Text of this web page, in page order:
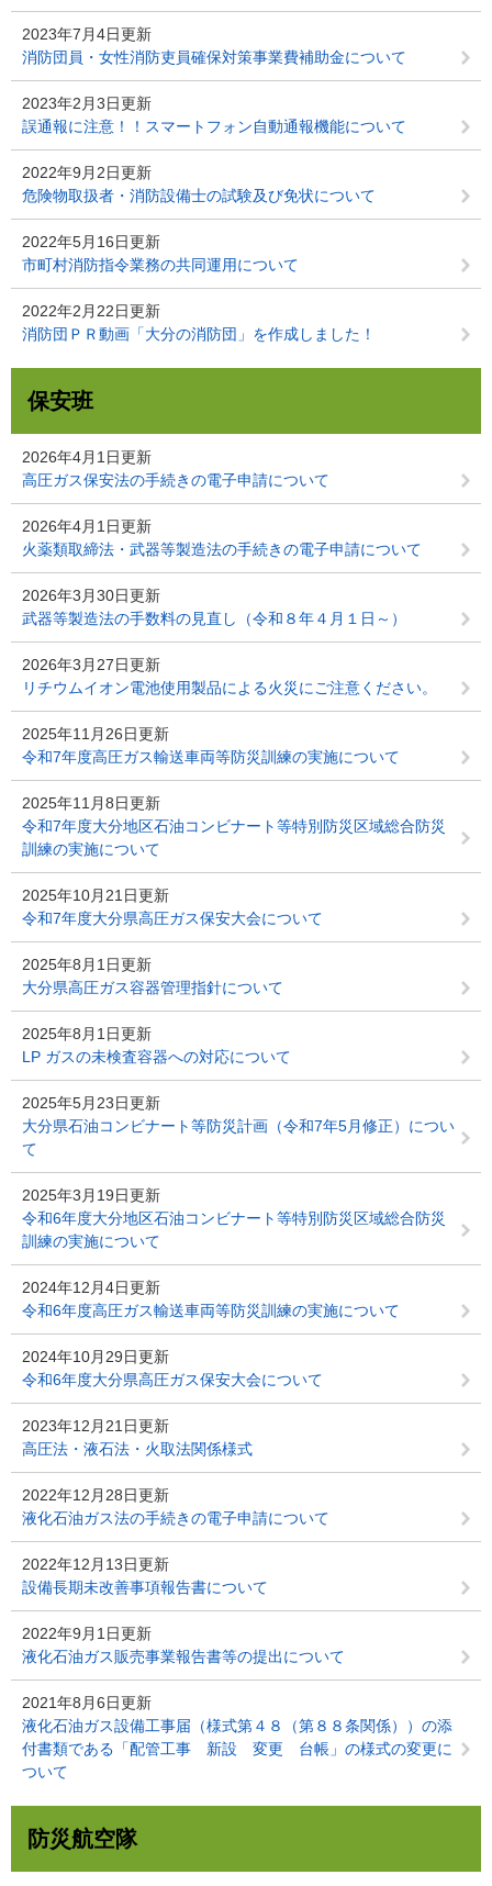
2023年7月4日更新
消防団員・女性消防吏員確保対策事業費補助金について
2023年2月3日更新
誤通報に注意！！スマートフォン自動通報機能について
2022年9月2日更新
危険物取扱者・消防設備士の試験及び免状について
2022年5月16日更新
市町村消防指令業務の共同運用について
2022年2月22日更新
消防団ＰＲ動画「大分の消防団」を作成しました！
保安班
2026年4月1日更新
高圧ガス保安法の手続きの電子申請について
2026年4月1日更新
火薬類取締法・武器等製造法の手続きの電子申請について
2026年3月30日更新
武器等製造法の手数料の見直し（令和８年４月１日～）
2026年3月27日更新
リチウムイオン電池使用製品による火災にご注意ください。
2025年11月26日更新
令和7年度高圧ガス輸送車両等防災訓練の実施について
2025年11月8日更新
令和7年度大分地区石油コンビナート等特別防災区域総合防災
訓練の実施について
2025年10月21日更新
令和7年度大分県高圧ガス保安大会について
2025年8月1日更新
大分県高圧ガス容器管理指針について
2025年8月1日更新
LP ガスの未検査容器への対応について
2025年5月23日更新
大分県石油コンビナート等防災計画（令和7年5月修正）につい
て
2025年3月19日更新
令和6年度大分地区石油コンビナート等特別防災区域総合防災
訓練の実施について
2024年12月4日更新
令和6年度高圧ガス輸送車両等防災訓練の実施について
2024年10月29日更新
令和6年度大分県高圧ガス保安大会について
2023年12月21日更新
高圧法・液石法・火取法関係様式
2022年12月28日更新
液化石油ガス法の手続きの電子申請について
2022年12月13日更新
設備長期未改善事項報告書について
2022年9月1日更新
液化石油ガス販売事業報告書等の提出について
2021年8月6日更新
液化石油ガス設備工事届（様式第４８（第８８条関係））の添
付書類である「配管工事 新設 変更 台帳」の様式の変更に
ついて
防災航空隊